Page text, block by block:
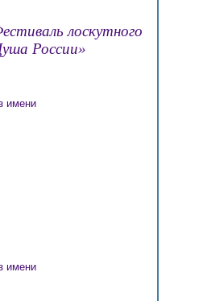
лоскутного
России»
имени
имени